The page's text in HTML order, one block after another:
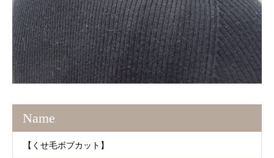
Name
【くせ毛ボブカット】